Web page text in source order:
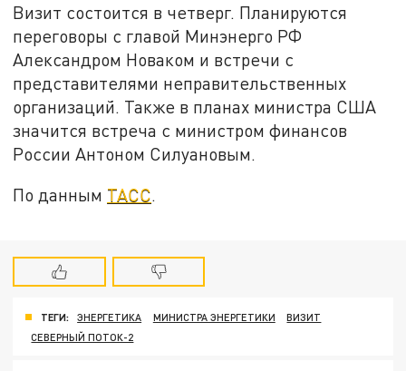
Визит состоится в четверг. Планируются
переговоры с главой Минэнерго РФ
Александром Новаком и встречи с
представителями неправительственных
организаций. Также в планах министра США
значится встреча с министром финансов
России Антоном Силуановым.
По данным ТАСС.
ТЕГИ: ЭНЕРГЕТИКА МИНИСТРА ЭНЕРГЕТИКИ
ВИЗИТ
СЕВЕРНЫЙ ПОТОК-2